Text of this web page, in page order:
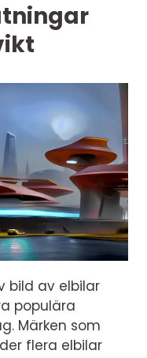
bild av elbilar
populära
Märken som
flera elbilar